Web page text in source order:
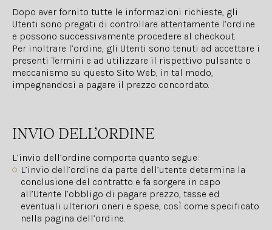
Dopo aver fornito tutte le informazioni richieste, gli
Utenti sono pregati di controllare attentamente l’ordine
e possono successivamente procedere al checkout.
Per inoltrare l’ordine, gli Utenti sono tenuti ad accettare i
presenti Termini e ad utilizzare il rispettivo pulsante o
meccanismo su questo Sito Web, in tal modo,
impegnandosi a pagare il prezzo concordato.
INVIO DELL’ORDINE
L’invio dell’ordine comporta quanto segue:
L’invio dell’ordine da parte dell’utente determina la
conclusione del contratto e fa sorgere in capo
all’Utente l’obbligo di pagare prezzo, tasse ed
eventuali ulteriori oneri e spese, così come specificato
nella pagina dell’ordine.